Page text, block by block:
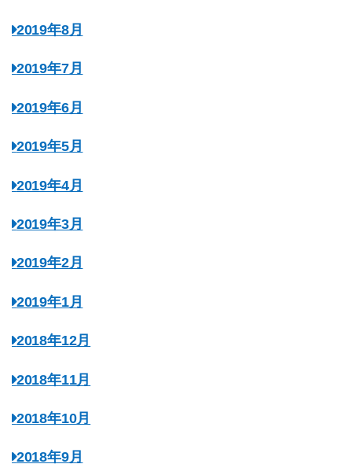
2019年8月
2019年7月
2019年6月
2019年5月
2019年4月
2019年3月
2019年2月
2019年1月
2018年12月
2018年11月
2018年10月
2018年9月